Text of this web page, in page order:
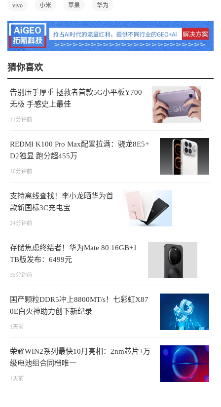
vivo 小米 苹果 华为
猜你喜欢
告别压手厚重 拯救者首款5G小平板Y700
无极 手感史上最佳
11分钟前
REDMI K100 Pro Max配置拉满：骁龙8E5+
D2独显 跑分超455万
16分钟前
支持离线查找！李小龙晒华为首
款新国标3C充电宝
24分钟前
存储焦虑终结者！华为Mate 80 16GB+1
TB版发布：6499元
35分钟前
国产颗粒DDR5冲上8800MT/s！七彩虹X87
0E白火神助力创下新纪录
1天前
荣耀WIN2系列最快10月亮相：2nm芯片+万
级电池组合同档唯一
1天前